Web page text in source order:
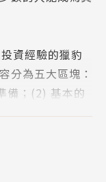
資經驗的獵豹
分為五大區塊：
備；(2) 基本的
字，懂得在景氣